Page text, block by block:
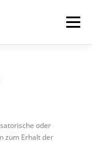
Menü
oder
zum Erhalt der